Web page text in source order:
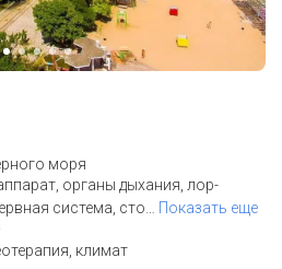
моря
органы дыхания, лор-
система, сто
Показать еще
климат